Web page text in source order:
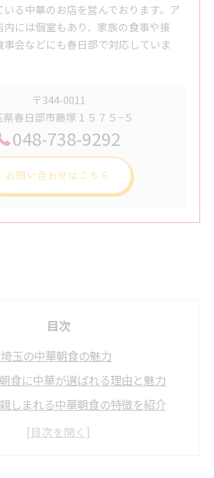
る中華のお店を営んでおります。ア
内には個室もあり、家族の食事や接
事会などにも春日部で対応していま
〒344-0011
県春日部市藤塚１５７５−５
048-738-9292
お問い合わせはこちら
目次
玉の中華朝食の魅力
食に中華が選ばれる理由と魅力
しまれる中華朝食の特徴を紹介
間を彩る埼玉の中華の楽しみ方